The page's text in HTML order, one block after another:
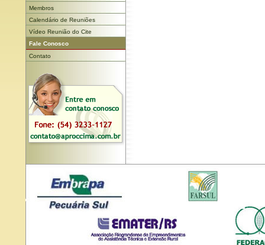
Membros
Calendário de Reuniões
Vídeo Reunião do Cite
Fale Conosco
Contato